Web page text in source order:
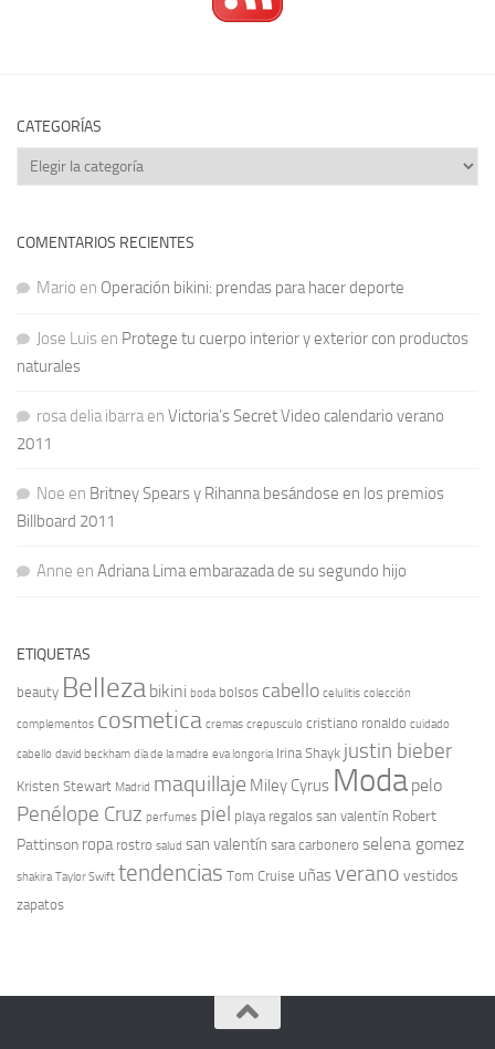
CATEGORÍAS
Categorías
COMENTARIOS RECIENTES
Mario en Operación bikini: prendas para hacer deporte
Jose Luis en Protege tu cuerpo interior y exterior con productos
naturales
rosa delia ibarra en Victoria’s Secret Video calendario verano
2011
Noe en Britney Spears y Rihanna besándose en los premios
Billboard 2011
Anne en Adriana Lima embarazada de su segundo hijo
ETIQUETAS
beauty Belleza bikini boda bolsos cabello celulitis colección
complementos cosmetica cremas crepusculo cristiano ronaldo cuidado
cabello david beckham día de la madre eva longoria Irina Shayk justin bieber
Kristen Stewart Madrid maquillaje Miley Cyrus Moda pelo
Penélope Cruz perfumes piel playa regalos san valentín Robert
Pattinson ropa rostro salud san valentín sara carbonero selena gomez
shakira Taylor Swift tendencias Tom Cruise uñasverano vestidos
zapatos